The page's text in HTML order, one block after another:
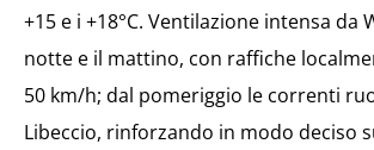
+15 e i +18°C. Ventilazione intensa da
notte e il mattino, con raffiche
50 km/h; dal pomeriggio le correnti
Libeccio, rinforzando in modo deciso